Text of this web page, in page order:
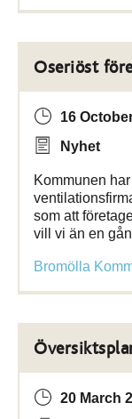
Oseriöst
16
Nyhet
Kommunen
som att
vill vi än en
Bromölla
20 March